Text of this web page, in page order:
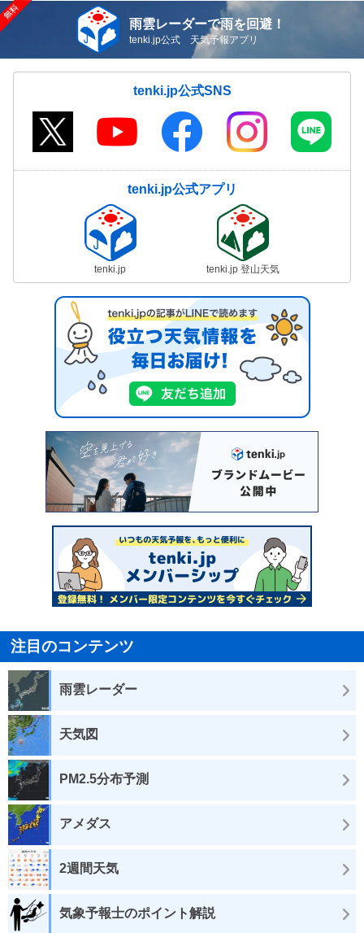
雨雲レーダーで雨を回避！
tenki.jp公式 天気予報アプリ
tenki.jp公式SNS
tenki.jp公式アプリ
tenki.jp tenki.jp 登山天気
注目のコンテンツ
雨雲レーダー
天気図
PM2.5分布予測
アメダス
2週間天気
気象予報士のポイント解説